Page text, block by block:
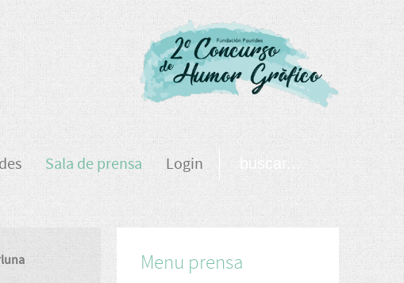
Sala de prensa Login
Menu prensa